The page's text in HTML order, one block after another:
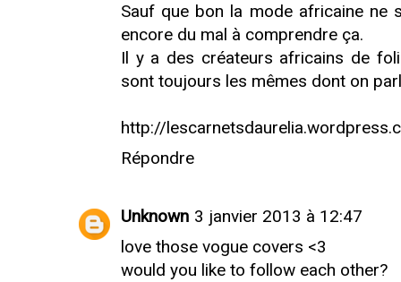
Sauf que bon la mode africaine ne
encore du mal à comprendre ça.
Il y a des créateurs africains de
sont toujours les mêmes dont on
http://
Répondre
Unknown 3 janvier 2013 à 12:47
love those vogue covers <3
would you like to follow each other?